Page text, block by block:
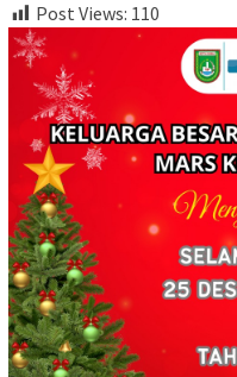
Post Views: 110